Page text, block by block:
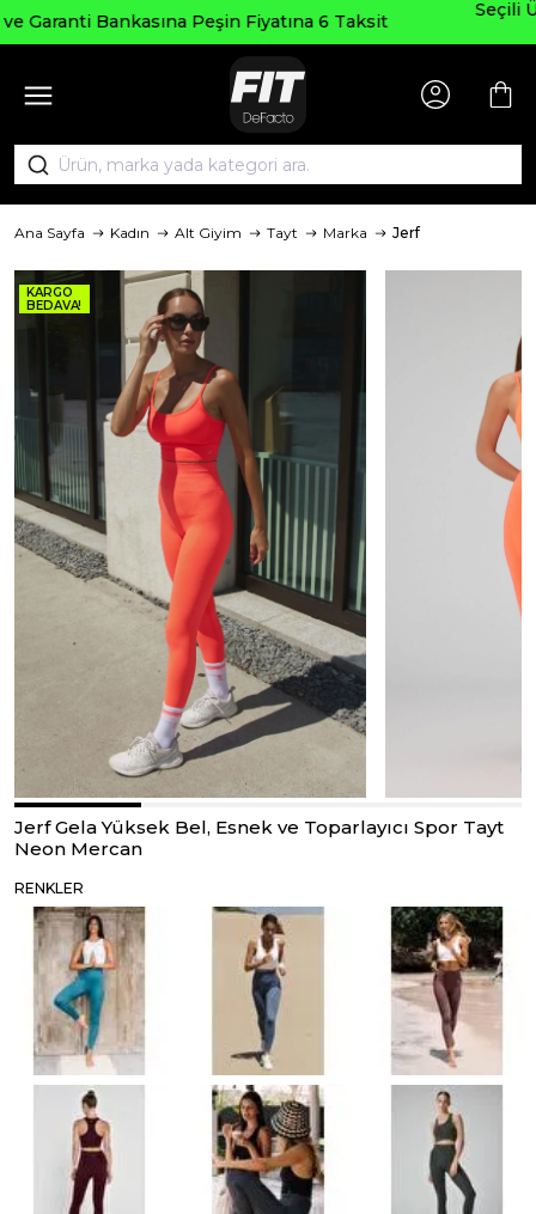
Seçili Ürünlerde ₺2000 Üzeri ₺200 İndirim Kodu:
AGUSTOS200
Ana Sayfa Kadın Alt Giyim Tayt Marka Jerf
KARGO
BEDAVA!
Jerf Gela Yüksek Bel, Esnek ve Toparlayıcı Spor Tayt
Neon Mercan
RENKLER